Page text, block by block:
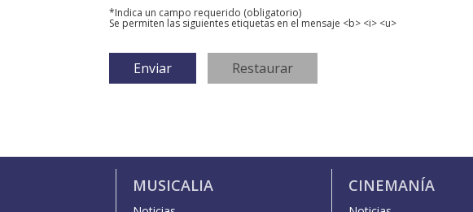
*Indica un campo requerido (obligatorio)
Se permiten las siguientes etiquetas en el mensaje <b> <i> <u>
MUSICALIA CINEMANÍA